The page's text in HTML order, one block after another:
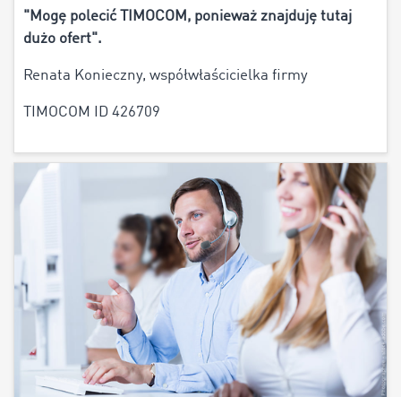
"Mogę polecić TIMOCOM, ponieważ znajduję tutaj
dużo ofert".
Renata Konieczny, współwłaścicielka firmy
TIMOCOM ID 426709